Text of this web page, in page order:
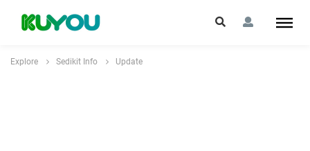
Explore Sedikit Info Update